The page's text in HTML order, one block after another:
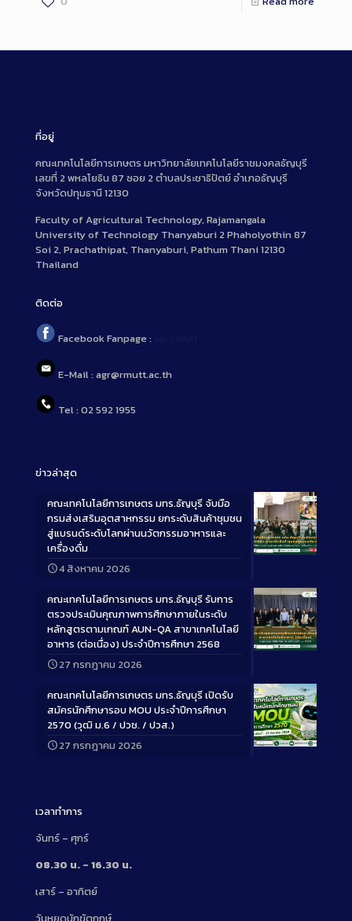
ที่อยู่
คณะเทคโนโลยีการเกษตร มหาวิทยาลัยเทคโนโลยีราชมงคลธัญบุรี
เลขที่ 2 พหลโยธิน 87 ซอย 2 ตำบลประชาธิปัตย์ อำเภอธัญบุรี
จังหวัดปทุมธานี 12130
Faculty of Agricultural Technology, Rajamangala
University of Technology Thanyaburi 2 Phaholyothin 87
Soi 2, Prachathipat, Thanyaburi, Pathum Thani 12130
Thailand
ติดต่อ
Facebook Fanpage :
E-Mail : agr@rmutt.ac.th
Tel : 02 592 1955
ข่าวล่าสุด
Long
คณะเทคโนโลยีการเกษตร มทร.ธัญบุรี จับมือ
กรมส่งเสริมอุตสาหกรรม ยกระดับสินค้าชุมชน
สู่แบรนด์ระดับโลกผ่านนวัตกรรมอาหารและ
เครื่องดื่ม
4 สิงหาคม 2026
Long
คณะเทคโนโลยีการเกษตร มทร.ธัญบุรี รับการ
ตรวจประเมินคุณภาพการศึกษาภายในระดับ
หลักสูตรตามเกณฑ์ AUN-QA สาขาเทคโนโลยี
อาหาร (ต่อเนื่อง) ประจำปีการศึกษา 2568
27 กรกฎาคม 2026
Long
คณะเทคโนโลยีการเกษตร มทร.ธัญบุรี เปิดรับ
สมัครนักศึกษารอบ MOU ประจำปีการศึกษา
2570 (วุฒิ ม.6 / ปวช. / ปวส.)
27 กรกฎาคม 2026
เวลาทำการ
จันทร์ – ศุกร์
08.30 น. – 16.30 น.
เสาร์ – อาทิตย์
วันหยุดนักขัตฤกษ์